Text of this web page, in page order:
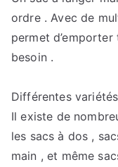
ordre . Avec de
permet
besoin .
Différentes
Il existe de
les sacs à dos ,
main , et même